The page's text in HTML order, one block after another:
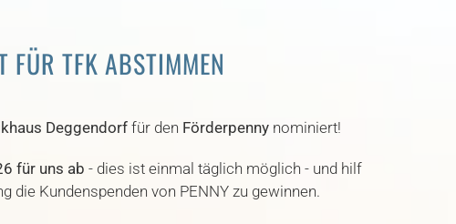
FÜR TFK ABSTIMMEN
Deggendorffür den Förderpennynominiert!
für uns ab - dies ist einmal täglich möglich - und hilf
die Kundenspenden von PENNY zu gewinnen.